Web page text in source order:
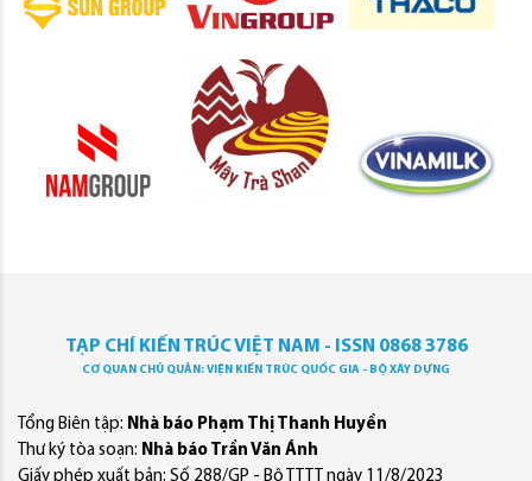
TẠP CHÍ KIẾN TRÚC VIỆT NAM - ISSN 0868 3786
CƠ QUAN CHỦ QUẢN: VIỆN KIẾN TRÚC QUỐC GIA - BỘ XÂY DỰNG
Tổng Biên tập: Nhà báo Phạm Thị Thanh Huyền
Thư ký tòa soạn: Nhà báo Trần Văn Ánh
Giấy phép xuất bản: Số 288/GP - Bộ TTTT ngày 11/8/2023